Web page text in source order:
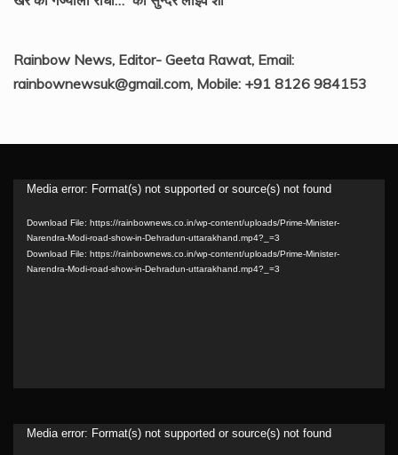
Rainbow News, Editor- Geeta Rawat, Email:
rainbownewsuk@gmail.com, Mobile: +91 8126 984153
Video
Media error: Format(s) not supported or source(s) not found
Download File: https://rainbownews.co.in/wp-content/uploads/Prime-Minister-
Narendra-Modi-road-show-in-Dehradun-uttarakhand.mp4?_=3
Download File: https://rainbownews.co.in/wp-content/uploads/Prime-Minister-
Narendra-Modi-road-show-in-Dehradun-uttarakhand.mp4?_=3
Video
Media error: Format(s) not supported or source(s) not found